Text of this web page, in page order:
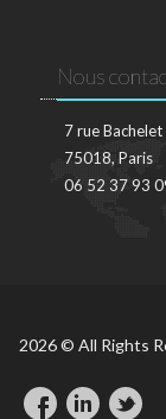
Nous
7 rue Bachelet
75018, Paris
06 52 37 93
2026 © All Rights